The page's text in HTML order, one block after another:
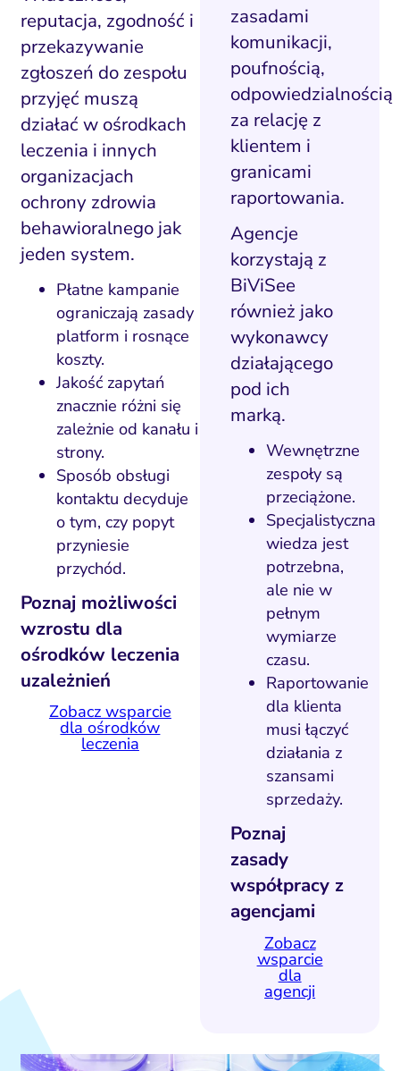
reputacja, zgodność i
przekazywanie
zgłoszeń do zespołu
przyjęć muszą
działać w ośrodkach
leczenia i innych
organizacjach
ochrony zdrowia
behawioralnego jak
jeden system.
Płatne kampanie
ograniczają zasady
platform i rosnące
koszty.
Jakość zapytań
znacznie różni się
zależnie od kanału i
strony.
Sposób obsługi
kontaktu decyduje
o tym, czy popyt
przyniesie
przychód.
Poznaj możliwości
wzrostu dla
ośrodków leczenia
uzależnień
Zobacz wsparcie
dla ośrodków
leczenia
zasadami
komunikacji,
poufnością,
odpowiedzialnością
za relację z
klientem i
granicami
raportowania.
Agencje
korzystają z
BiViSee
również jako
wykonawcy
działającego
pod ich
marką.
Wewnętrzne
zespoły są
przeciążone.
Specjalistyczna
wiedza jest
potrzebna,
ale nie w
pełnym
wymiarze
czasu.
Raportowanie
dla klienta
musi łączyć
działania z
szansami
sprzedaży.
Poznaj
zasady
współpracy z
agencjami
Zobacz
wsparcie
dla
agencji